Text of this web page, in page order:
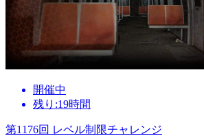
開催中
残り:19時間
第1176回 レベル制限チャレンジ